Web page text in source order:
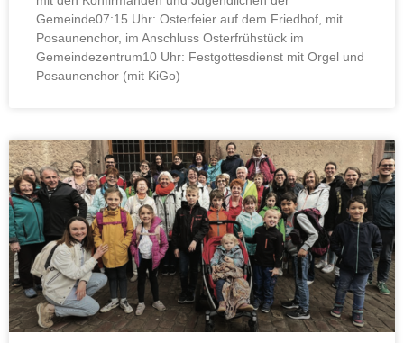
Gemeinde07:15 Uhr: Osterfeier auf dem Friedhof, mit
Posaunenchor, im Anschluss Osterfrühstück im
Gemeindezentrum10 Uhr: Festgottesdienst mit Orgel und
Posaunenchor (mit KiGo)